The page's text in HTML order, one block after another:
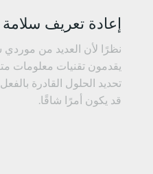
إعادة تعريف سلامة
نظرًا لأن العديد من موردي
يقدمون تقنيات معلومات
تحديد الحلول القادرة بالفعل
قد يكون أمرًا شاقًا.